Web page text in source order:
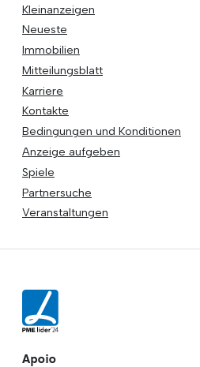
Kleinanzeigen
Neueste
Immobilien
Mitteilungsblatt
Karriere
Kontakte
Bedingungen und Konditionen
Anzeige aufgeben
Spiele
Partnersuche
Veranstaltungen
Apoio